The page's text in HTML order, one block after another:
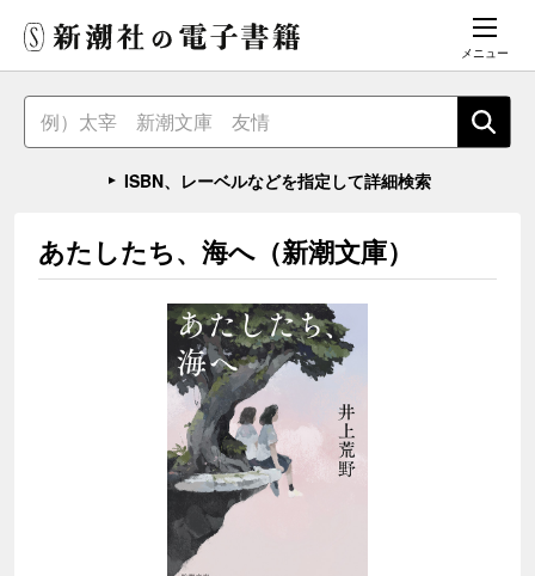
メニュー
ISBN、レーベルなどを指定して詳細検索
あたしたち、海へ（新潮文庫）